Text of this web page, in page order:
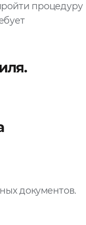
процедуру
документов.